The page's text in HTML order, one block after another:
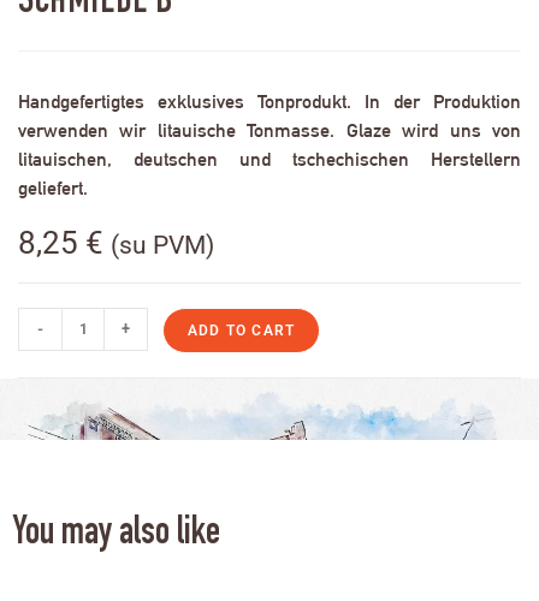
Handgefertigtes exklusives Tonprodukt. In der Produktion
verwenden wir litauische Tonmasse. Glaze wird uns von
litauischen, deutschen und tschechischen Herstellern
geliefert.
8,25 € (su PVM)
- + ADD TO CART
You may also like